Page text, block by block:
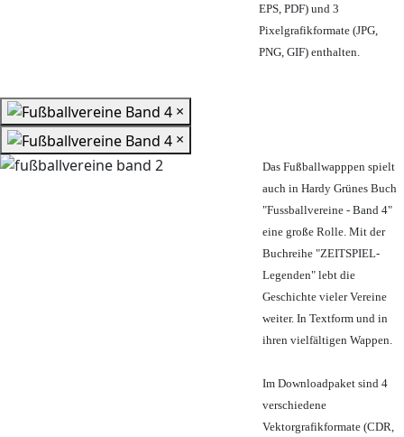
EPS, PDF) und 3
Pixelgrafikformate (JPG,
PNG, GIF) enthalten.
×
×
Das Fußballwapppen spielt
auch in Hardy Grünes Buch
"Fussballvereine - Band 4"
eine große Rolle. Mit der
Buchreihe "ZEITSPIEL-
Legenden" lebt die
Geschichte vieler Vereine
weiter. In Textform und in
ihren vielfältigen Wappen.
Im Downloadpaket sind 4
verschiedene
Vektorgrafikformate (CDR,